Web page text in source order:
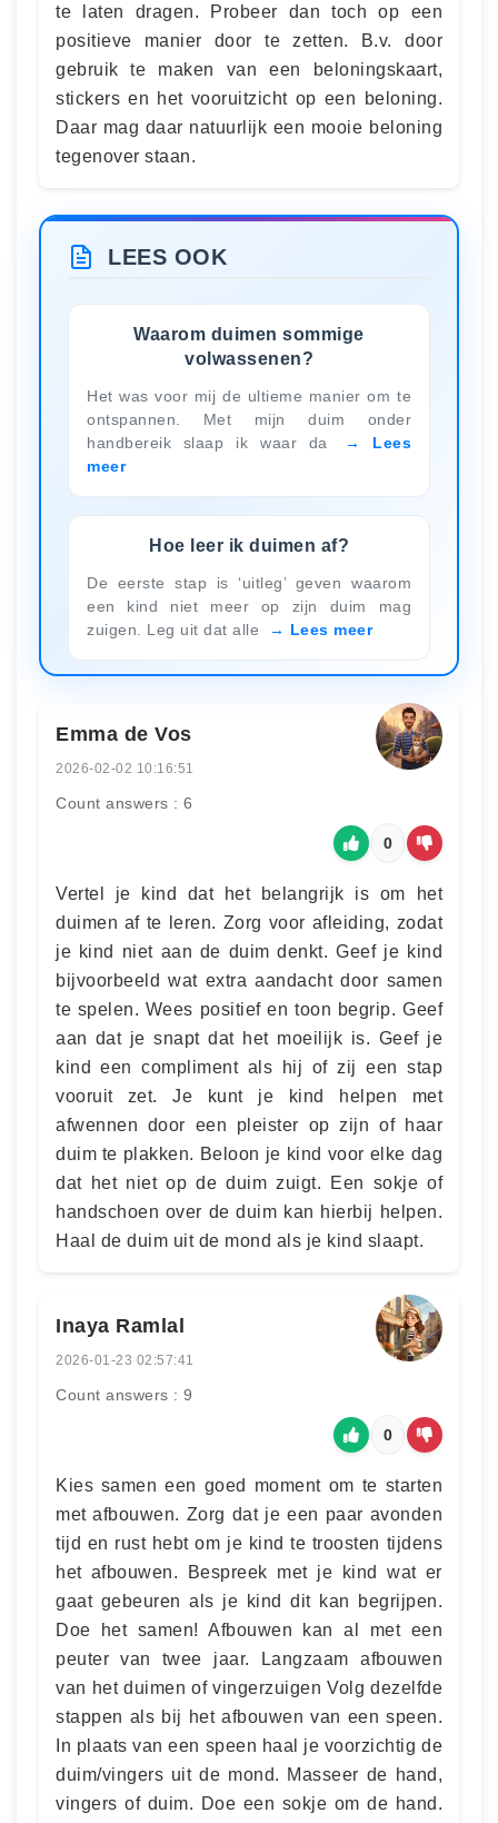
te laten dragen. Probeer dan toch op een
positieve manier door te zetten. B.v. door
gebruik te maken van een beloningskaart,
stickers en het vooruitzicht op een beloning.
Daar mag daar natuurlijk een mooie beloning
tegenover staan.
LEES OOK
Waarom duimen sommige
volwassenen?
Het was voor mij de ultieme manier om te
ontspannen. Met mijn duim onder
handbereik slaap ik waar da
Lees
meer
Hoe leer ik duimen af?
De eerste stap is ‘uitleg’ geven waarom
een kind niet meer op zijn duim mag
zuigen. Leg uit dat alle
Lees meer
Emma de Vos
2026-02-02 10:16:51
Count answers : 6
0
Vertel je kind dat het belangrijk is om het
duimen af te leren. Zorg voor afleiding, zodat
je kind niet aan de duim denkt. Geef je kind
bijvoorbeeld wat extra aandacht door samen
te spelen. Wees positief en toon begrip. Geef
aan dat je snapt dat het moeilijk is. Geef je
kind een compliment als hij of zij een stap
vooruit zet. Je kunt je kind helpen met
afwennen door een pleister op zijn of haar
duim te plakken. Beloon je kind voor elke dag
dat het niet op de duim zuigt. Een sokje of
handschoen over de duim kan hierbij helpen.
Haal de duim uit de mond als je kind slaapt.
Inaya Ramlal
2026-01-23 02:57:41
Count answers : 9
0
Kies samen een goed moment om te starten
met afbouwen. Zorg dat je een paar avonden
tijd en rust hebt om je kind te troosten tijdens
het afbouwen. Bespreek met je kind wat er
gaat gebeuren als je kind dit kan begrijpen.
Doe het samen! Afbouwen kan al met een
peuter van twee jaar. Langzaam afbouwen
van het duimen of vingerzuigen Volg dezelfde
stappen als bij het afbouwen van een speen.
In plaats van een speen haal je voorzichtig de
duim/vingers uit de mond. Masseer de hand,
vingers of duim. Doe een sokje om de hand.